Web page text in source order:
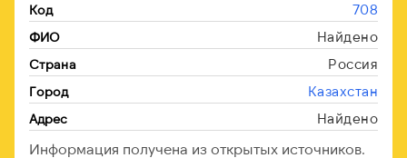
Код 708
ФИО Найдено
Страна Россия
Город Казахстан
Адрес Найдено
Информация получена из открытых источников.